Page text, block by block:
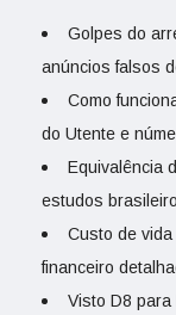
Golpes do
anúncios falsos
Como
do Utente e
Equivalência
estudos
Custo de
financeiro
Visto D8 para